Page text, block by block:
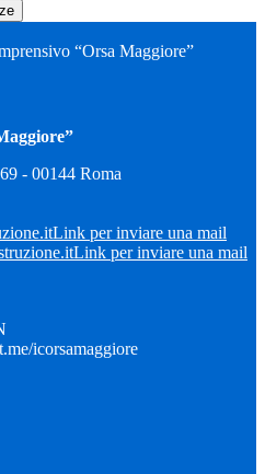
“Orsa Maggiore”
- 00144 Roma
Link per inviare una mail
Link per inviare una mail
icorsamaggiore